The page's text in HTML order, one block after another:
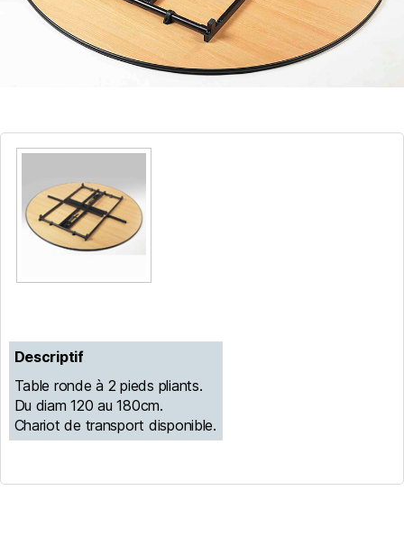
Descriptif
Table ronde à 2 pieds pliants.
Du diam 120 au 180cm.
Chariot de transport disponible.